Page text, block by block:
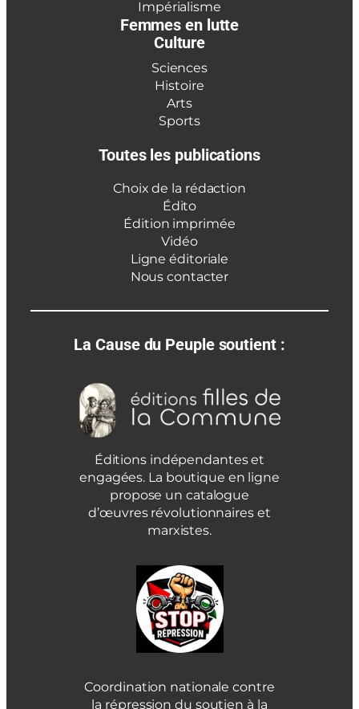
Impérialisme
Femmes en lutte
Culture
Sciences
Histoire
Arts
Sports
Toutes les publications
Choix de la rédaction
Édito
Édition imprimée
Vidéo
Ligne éditoriale
Nous contacter
La Cause du Peuple soutient :
Éditions indépendantes et
engagées. La boutique en ligne
propose un catalogue
d’œuvres révolutionnaires et
marxistes.
Coordination nationale contre
la répression du soutien à la